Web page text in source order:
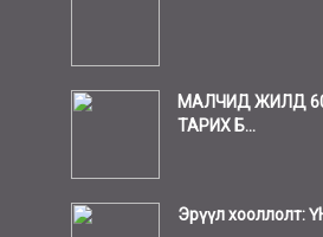
МАЛЧИД ЖИЛД
ТАРИХ Б...
Эрүүл хооллолт: